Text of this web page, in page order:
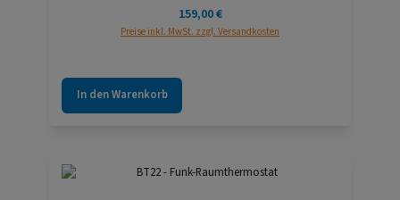
Regulärer Preis:
159,00 €
Preise inkl. MwSt. zzgl. Versandkosten
In den Warenkorb